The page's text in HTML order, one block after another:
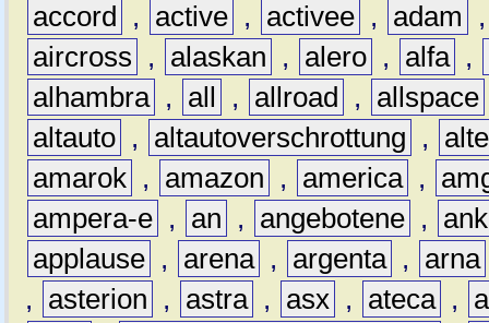
accord
, active , activee , adam
aircross
, alaskan , alero , alfa ,
alhambra , all , allroad , allspace
altauto , altautoverschrottung ,
amarok , amazon , america ,
ampera-e , an , angebotene ,
applause , arena , argenta , arna
,
asterion , astra , asx , ateca ,